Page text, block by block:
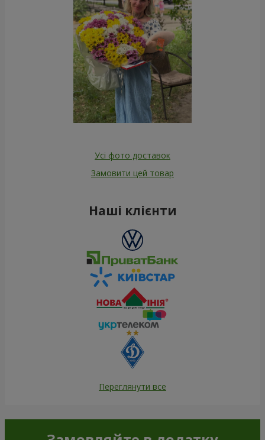
Усі фото доставок
Замовити цей товар
Наші клієнти
Переглянути все